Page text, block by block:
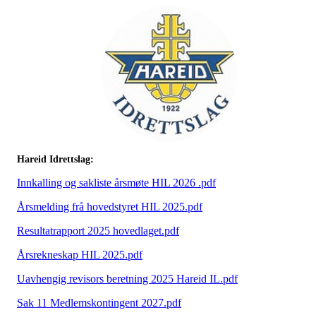
Hareid Idrettslag:
Innkalling og sakliste årsmøte HIL 2026 .pdf
Årsmelding frå hovedstyret HIL 2025.pdf
Resultatrapport 2025 hovedlaget.pdf
Årsrekneskap HIL 2025.pdf
Uavhengig revisors beretning 2025 Hareid IL.pdf
Sak 11 Medlemskontingent 2027.pdf